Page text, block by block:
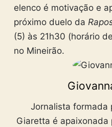
elenco é motivação e
próximo duelo da
(5) às 21h30 (horário
no Mineirão.
Jornalista formada
Giaretta é